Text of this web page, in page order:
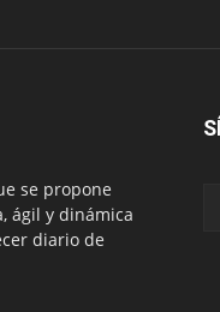
se propone
ágil y dinámica
diario de